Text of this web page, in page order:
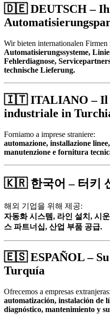
🇩🇪DEUTSCH –
Wir bieten internationalen
Automatisierungssysteme,
Fehlerdiagnose,
technische Lieferung.
🇮🇹ITALIANO – Il
industriale in
Forniamo a imprese straniere:
automazione, installazione
manutenzione e fornitura
🇰🇷 한국어 – 터키
해외 기업을 위해 제공:
자동화 시스템, 라인 설치, 시
스 파트너십, 산업 부품 공급.
🇪🇸ESPAÑOL –
Turquía
Ofrecemos a empresas extranjeras:
automatización, instalación de
diagnóstico, mantenimiento y